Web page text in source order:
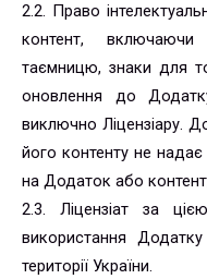
2.2. Право
контент, включаючи
таємницю, знаки для
оновлення до
виключно Ліцензіару.
його контенту не надає
на Додаток або
2.3. Ліцензіат за
використання
території України.